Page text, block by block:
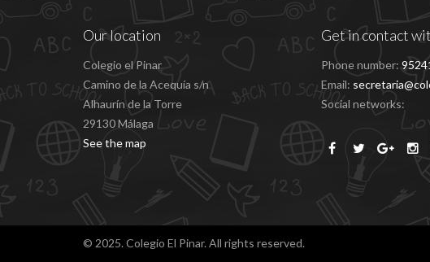
Our location
Colegio el Pinar
Camino de la Acequía s/n
Alhaurín de la Torre
29130 Málaga
See the map
Get in contact
Phone number:
Email:
Social networks:
© 2025. Colegio El Pinar. All rights reserved.